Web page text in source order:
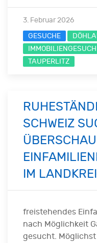
3. Februar 2026
GESUCHE
IMMOBILIENGESUCH
TAUPERLITZ
SCHWEIZ
IM
freistehendes
nach Möglichkeit
gesucht.